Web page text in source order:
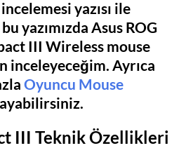
yazısı ile
yazımızda Asus ROG
III Wireless mouse
inceleyeceğim. Ayrıca
Oyuncu Mouse
III Teknik Özellikleri